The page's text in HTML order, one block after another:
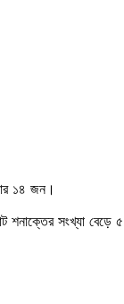
১৪ জন।
শনাক্তের সংখ্যা